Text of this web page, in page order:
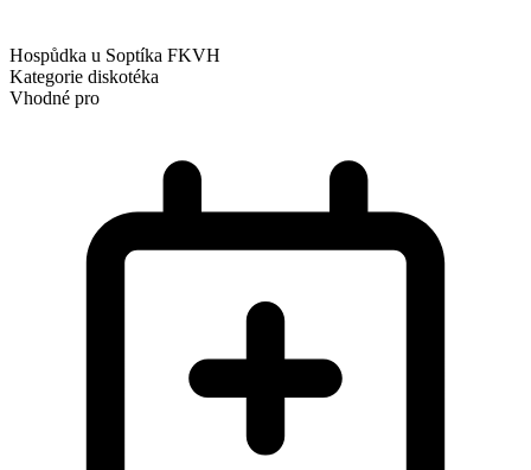
Hospůdka u Soptíka FKVH
Kategorie diskotéka
Vhodné pro